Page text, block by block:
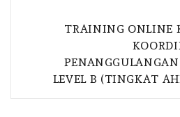
TRAINING ONLINE
LEVEL B (TINGKAT